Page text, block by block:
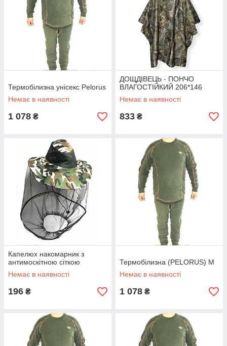
Термобілизна унісекс Pelorus
Немає в наявності
1 078 ₴
ДОЩДІВЕЦЬ - ПОНЧО
ВЛАГОСТІЙКИЙ 206*146
Немає в наявності
833 ₴
Капелюх накомарник з
антимоскітною сіткою
Немає в наявності
196 ₴
Термобілизна (PELORUS) М
Немає в наявності
1 078 ₴